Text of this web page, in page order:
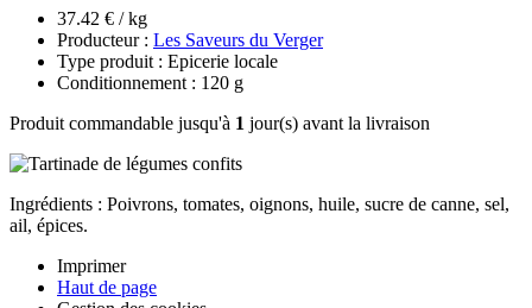
37.42 € / kg
Producteur : Les Saveurs du Verger
Type produit : Epicerie locale
Conditionnement : 120 g
Produit commandable jusqu'à 1 jour(s) avant la livraison
Ingrédients : Poivrons, tomates, oignons, huile, sucre de canne, sel,
ail, épices.
Imprimer
Haut de page